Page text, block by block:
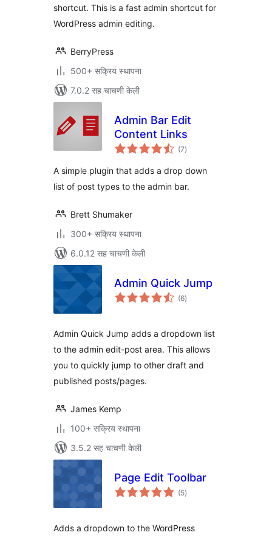
shortcut. This is a fast admin shortcut for
WordPress admin editing.
BerryPress
500+ सक्रिय स्थापना
7.0.2 सह चाचणी केली
Admin Bar Edit
Content Links
(7एकूण
मूल्यांकन
)
A simple plugin that adds a drop down
list of post types to the admin bar.
Brett Shumaker
300+ सक्रिय स्थापना
6.0.12 सह चाचणी केली
Admin Quick Jump
(6एकूण
मूल्यांकन
)
Admin Quick Jump adds a dropdown list
to the admin edit-post area. This allows
you to quickly jump to other draft and
published posts/pages.
James Kemp
100+ सक्रिय स्थापना
3.5.2 सह चाचणी केली
Page Edit Toolbar
(5एकूण
मूल्यांकन
)
Adds a dropdown to the WordPress